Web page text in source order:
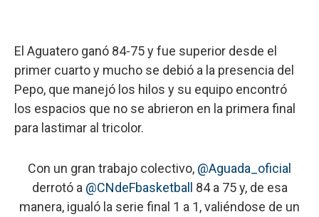
El Aguatero ganó 84-75 y fue superior desde el
primer cuarto y mucho se debió a la presencia del
Pepo, que manejó los hilos y su equipo encontró
los espacios que no se abrieron en la primera final
para lastimar al tricolor.
Con un gran trabajo colectivo, @Aguada_oficial
derrotó a @CNdeFbasketball
84 a 75 y, de esa
manera, igualó la serie final 1 a 1, valiéndose de un